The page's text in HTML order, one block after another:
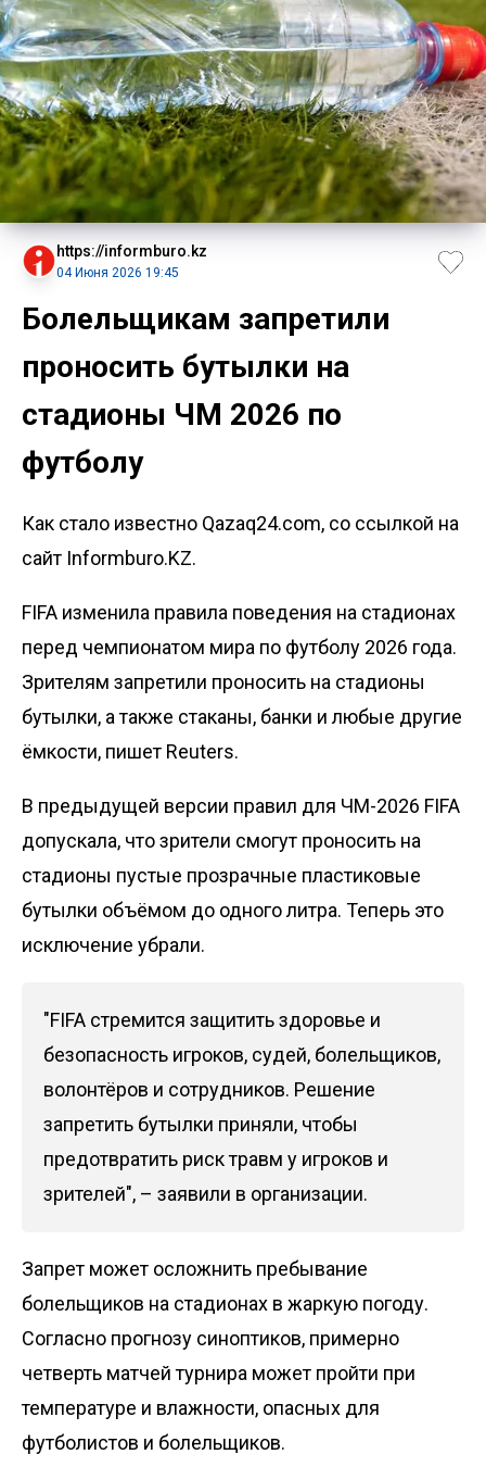
https://informburo.kz
04 Июня 2026 19:45
Болельщикам запретили
проносить бутылки на
стадионы ЧМ 2026 по
футболу
Как стало известно Qazaq24.com, со ссылкой на
сайт Informburo.KZ.
FIFA изменила правила поведения на стадионах
перед чемпионатом мира по футболу 2026 года.
Зрителям запретили проносить на стадионы
бутылки, а также стаканы, банки и любые другие
ёмкости, пишет Reuters.
В предыдущей версии правил для ЧМ-2026 FIFA
допускала, что зрители смогут проносить на
стадионы пустые прозрачные пластиковые
бутылки объёмом до одного литра. Теперь это
исключение убрали.
"FIFA стремится защитить здоровье и
безопасность игроков, судей, болельщиков,
волонтёров и сотрудников. Решение
запретить бутылки приняли, чтобы
предотвратить риск травм у игроков и
зрителей", – заявили в организации.
Запрет может осложнить пребывание
болельщиков на стадионах в жаркую погоду.
Согласно прогнозу синоптиков, примерно
четверть матчей турнира может пройти при
температуре и влажности, опасных для
футболистов и болельщиков.